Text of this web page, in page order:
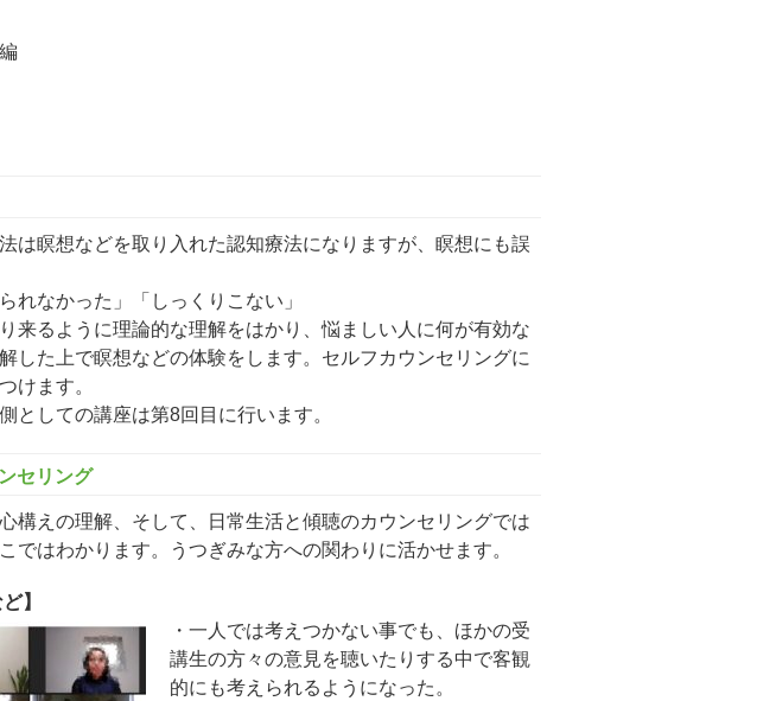
は瞑想などを取り入れた認知療法になりますが、瞑想にも誤
れなかった」「しっくりこない」
来るように理論的な理解をはかり、悩ましい人に何が有効な
した上で瞑想などの体験をします。セルフカウンセリングに
けます。
としての講座は第8回目に行います。
セリング
構えの理解、そして、日常生活と傾聴のカウンセリングでは
ではわかります。うつぎみな方への関わりに活かせます。
】
・一人では考えつかない事でも、ほかの受
講生の方々の意見を聴いたりする中で客観
的にも考えられるようになった。